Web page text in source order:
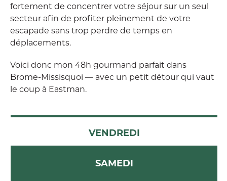
fortement de concentrer votre séjour sur un seul
secteur afin de profiter pleinement de votre
escapade sans trop perdre de temps en
déplacements.
Voici donc mon 48h gourmand parfait dans
Brome-Missisquoi — avec un petit détour qui vaut
le coup à Eastman.
VENDREDI
SAMEDI